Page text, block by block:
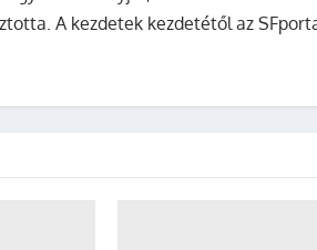
A kezdetek kezdetétől az